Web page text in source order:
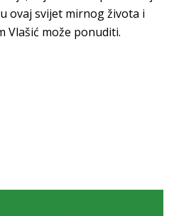
ovaj svijet mirnog života i
Vlašić može ponuditi.